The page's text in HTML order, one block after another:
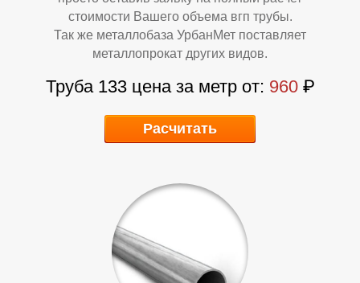
стоимости Вашего объема вгп трубы.
Так же металлобаза УрбанМет поставляет
металлопрокат других видов.
Труба 133 цена за метр от: 960 ₽
Расчитать